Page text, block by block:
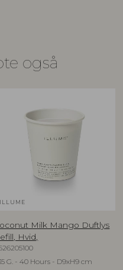
også
ILLUME
Milk Mango Duftlys
Hvid,
G. - 40 Hours - D9xH9 cm